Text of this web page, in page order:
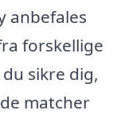
anbefales
forskellige
sikre dig,
matcher